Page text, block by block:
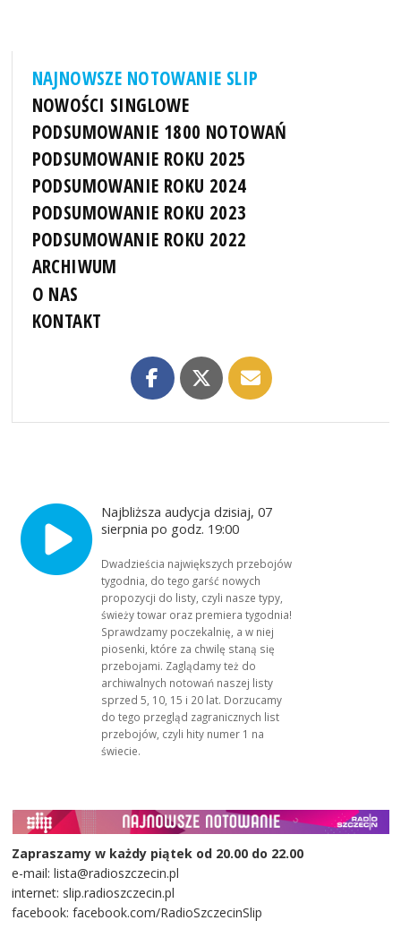
NAJNOWSZE NOTOWANIE SLIP
NOWOŚCI SINGLOWE
PODSUMOWANIE 1800 NOTOWAŃ
PODSUMOWANIE ROKU 2025
PODSUMOWANIE ROKU 2024
PODSUMOWANIE ROKU 2023
PODSUMOWANIE ROKU 2022
ARCHIWUM
O NAS
KONTAKT
Najbliższa audycja dzisiaj, 07
sierpnia po godz. 19:00
Dwadzieścia największych przebojów
tygodnia, do tego garść nowych
propozycji do listy, czyli nasze typy,
świeży towar oraz premiera tygodnia!
Sprawdzamy poczekalnię, a w niej
piosenki, które za chwilę staną się
przebojami. Zaglądamy też do
archiwalnych notowań naszej listy
sprzed 5, 10, 15 i 20 lat. Dorzucamy
do tego przegląd zagranicznych list
przebojów, czyli hity numer 1 na
świecie.
Zapraszamy w każdy piątek od 20.00 do 22.00
e-mail: lista@radioszczecin.pl
internet: slip.radioszczecin.pl
facebook: facebook.com/RadioSzczecinSlip